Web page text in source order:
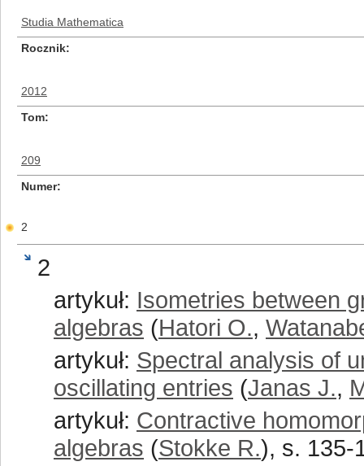
Studia Mathematica
Rocznik
2012
Tom
209
Numer
2
2
artykuł: Isometries between
algebras (Hatori O.,
artykuł: Spectral analysis of
oscillating entries (Janas J.,
artykuł: Contractive
algebras (Stokke R.), s. 135-